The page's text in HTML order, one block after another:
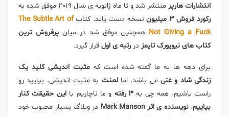
انتشارات هارپر منتشر شد و تا ماه ژانویه ی سال 2019 موفق شده به
رکورد فروش 3 میلیون
نسخه دست یابد. کتابThe Subtle Art of
Not Giving a Fuck همچنین موفق شد در میانپرفروش ترین
کتاب های نیویورک تایمز در رتبه ی اول قرار گیرد.
برای دهه ها به ما گفته شده است کهمثبت اندیشی کلید یک
زندگی شاد و غنیمی باشد. امالعنت به مثبت اندیشی. بیایید رو
راست باشیم. همه چی به*ا رفته و ما ناچاریم بااین حقیقت کنار
بیاییم.نویسنده ی اثر Mark Manson
در وبلاگ بسیار محبوب خود